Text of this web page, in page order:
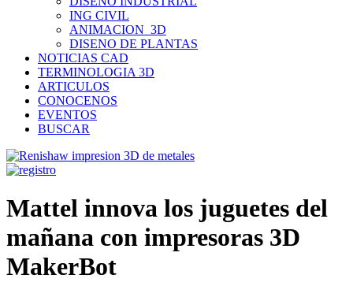
ING CIVIL
ANIMACION_3D
DISENO DE PLANTAS
NOTICIAS CAD
TERMINOLOGIA 3D
ARTICULOS
CONOCENOS
EVENTOS
BUSCAR
Mattel innova los juguetes del
mañana con impresoras 3D
MakerBot